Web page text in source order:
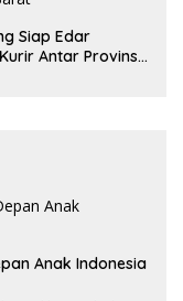
Siap Edar
Antar Provinsi
Anak Indonesia